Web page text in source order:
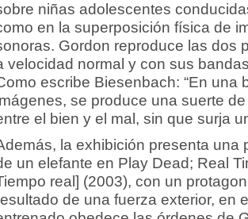
niñas adolescentes
en la superposición física de
Gordon reproduce las dos
velocidad normal y con sus
escribe Biesenbach: “En una
se produce una suerte
el bien y el mal, sin que surja
la exhibición presenta una
un elefante en Play Dead; Real
real] (2003), con un
de una fuerza exterior, en